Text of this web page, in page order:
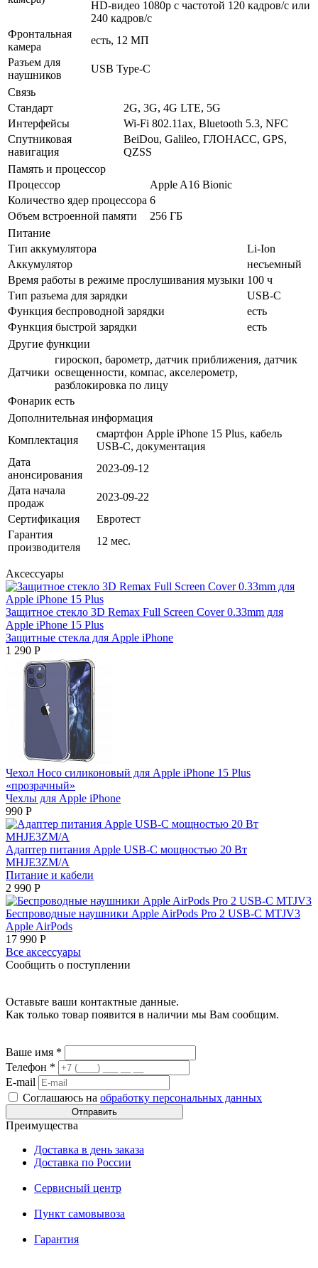
HD-видео 1080р c частотой 120 кадров/ с или
240 кадров/ с
Фронтальная
камера
есть, 12 МП
Разъем для
наушников
USB Type-C
Связь
Стандарт
2G, 3G, 4G LTE, 5G
Интерфейсы
Wi-Fi 802.11ax, Bluetooth 5.3, NFC
Спутниковая
навигация
BeiDou, Galileo, ГЛОНАСС, GPS,
QZSS
Память и процессор
Процессор
Apple A16 Bionic
Количество ядер процессора 6
Объем встроенной памяти
256 ГБ
Питание
Тип аккумулятора
Li-Ion
Аккумулятор
несъемный
Время работы в режиме прослушивания музыки 100 ч
Тип разъема для зарядки
USB-C
Функция беспроводной зарядки
есть
Функция быстрой зарядки
есть
Другие функции
Датчики
гироскоп, барометр, датчик приближения, датчик
освещенности, компас, акселерометр,
разблокировка по лицу
Фонарик есть
Дополнительная информация
Комплектация
смартфон Apple iPhone 15 Plus, кабель
USB-C, документация
Дата
анонсирования
2023-09-12
Дата начала
продаж
2023-09-22
Сертификация
Евротест
Гарантия
производителя
12 мес.
Аксессуары
Защитное стекло 3D Remax Full Screen Cover 0.33mm для
Apple iPhone 15 Plus
Защитные стекла для Apple iPhone
1 290 Р
Чехол Hoco силиконовый для Apple iPhone 15 Plus
«прозрачный»
Чехлы для Apple iPhone
990 Р
Адаптер питания Apple USB‑C мощностью 20 Вт
MHJE3ZM/A
Питание и кабели
2 990 Р
Беспроводные наушники Apple AirPods Pro 2 USB-C MTJV3
Apple AirPods
17 990 Р
Все аксессуары
Сообщить о поступлении
Оставьте ваши контактные данные.
Как только товар появится в наличии мы Вам сообщим.
Ваше имя *
Телефон *
E-mail
Соглашаюсь на обработку персональных данных
Преимущества
Доставка в день заказа
Доставка по России
Сервисный центр
Пункт самовывоза
Гарантия